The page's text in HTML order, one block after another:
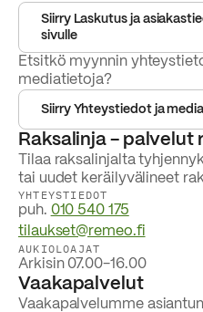
Siirry Laskutus ja
sivulle
Etsitkö myynnin
mediatietoja?
Siirry Yhteystiedot ja
Raksalinja - palvelut
Tilaa raksalinjalta
tai uudet keräilyvälineet
YHTEYSTIEDOT
puh. 010 540 175
tilaukset@remeo.fi
AUKIOLOAJAT
Arkisin 07.00-16.00
Vaakapalvelut
Vaakapalvelumme